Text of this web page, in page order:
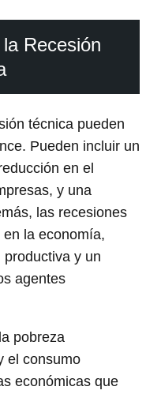
Recesión
técnica pueden
Pueden incluir un
en el
y una
las recesiones
la economía,
y un
agentes
pobreza
el consumo
económicas que